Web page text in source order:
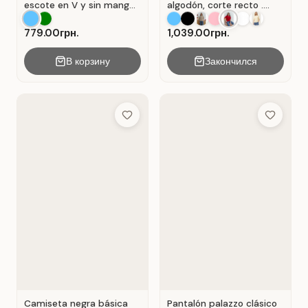
escote en V y sin mangas
. Azul.
779.00грн.
В корзину
algodón, corte recto .
Rojo.
1,039.00грн.
Закончился
Add to Wish List
Camiseta negra básica
Add to
Pantalón palazzo clásico